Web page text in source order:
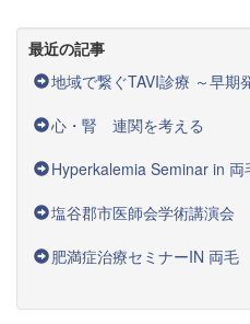
最近の記事
地域で繋ぐTAVI診療 ～早期
心・腎 連関を考える
Hyperkalemia Seminar in 両
塩谷郡市医師会学術講演会
肥満症治療セミナーIN 両毛